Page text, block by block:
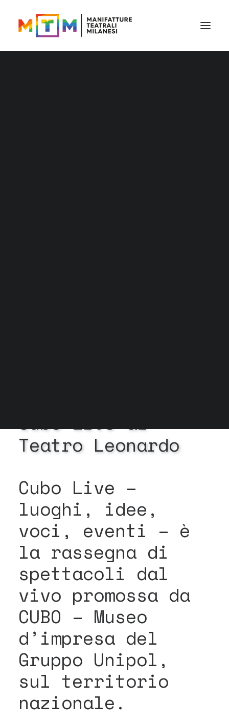
Il cartellone
Cubo Live al
Teatro Leonardo
Cubo Live –
luoghi, idee,
voci, eventi – è
la rassegna di
spettacoli dal
vivo promossa da
CUBO – Museo
d’impresa del
Gruppo Unipol,
sul territorio
nazionale.